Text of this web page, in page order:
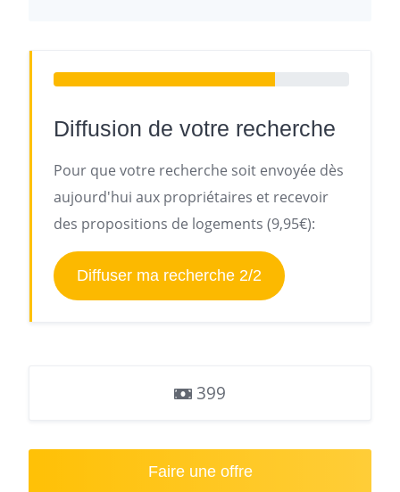
Diffusion de votre recherche
Pour que votre recherche soit envoyée dès
aujourd'hui aux propriétaires et recevoir
des propositions de logements (9,95€):
Diffuser ma recherche 2/2
399
Faire une offre